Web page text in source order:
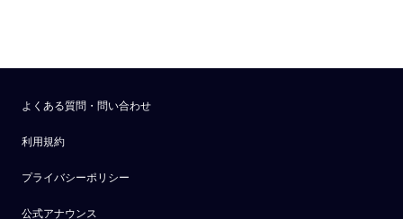
よくある質問・問い合わせ
利用規約
プライバシーポリシー
公式アナウンス